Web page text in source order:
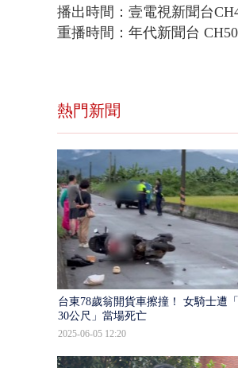
播出時間：壹電視新聞台
重播時間：年代新聞台
熱門新聞
台東78歲翁開貨車擦撞！ 女騎士遭「
30公尺」當場死亡
2025-06-05 12:20